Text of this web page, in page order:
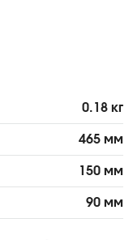
0.18 кг
465 мм
150 мм
90 мм